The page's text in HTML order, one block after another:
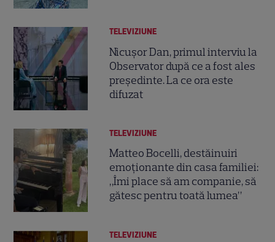
TELEVIZIUNE
Nicușor Dan, primul interviu la
Observator după ce a fost ales
președinte. La ce ora este
difuzat
TELEVIZIUNE
Matteo Bocelli, destăinuiri
emoționante din casa familiei:
„Îmi place să am companie, să
gătesc pentru toată lumea”
TELEVIZIUNE